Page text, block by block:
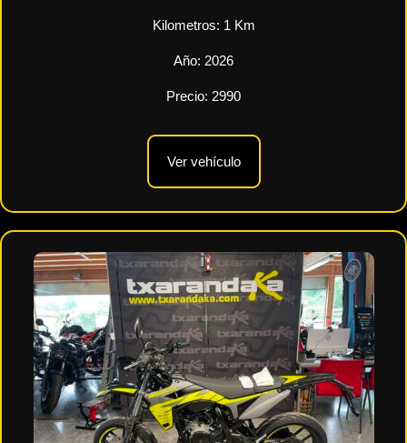
Kilometros: 1 Km
Año: 2026
Precio: 2990
Ver vehículo